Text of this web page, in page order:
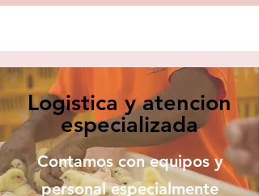
Contamos con equipos y
personal especialmente
Logistica y atencion
especializada